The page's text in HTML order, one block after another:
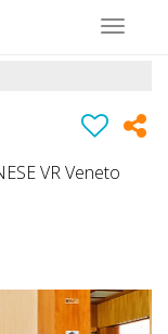
Toggle
VR Veneto